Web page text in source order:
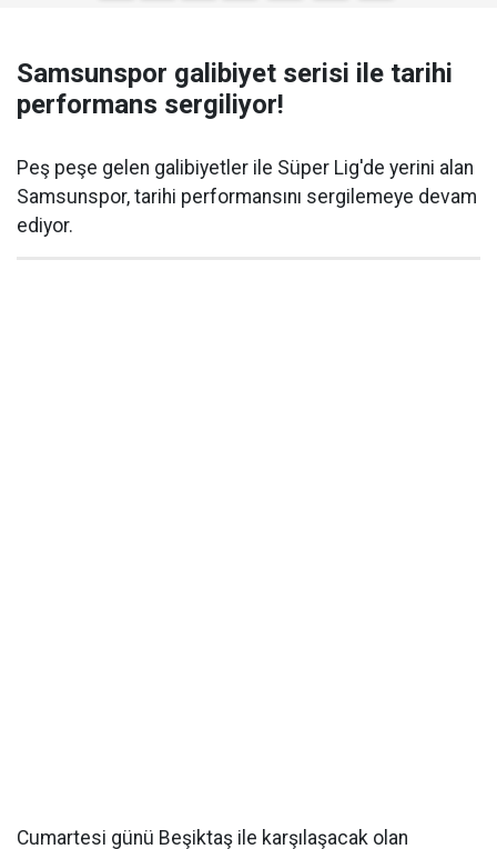
Samsunspor galibiyet serisi ile tarihi
performans sergiliyor!
Peş peşe gelen galibiyetler ile Süper Lig'de yerini alan
Samsunspor, tarihi performansını sergilemeye devam
ediyor.
Cumartesi günü Beşiktaş ile karşılaşacak olan